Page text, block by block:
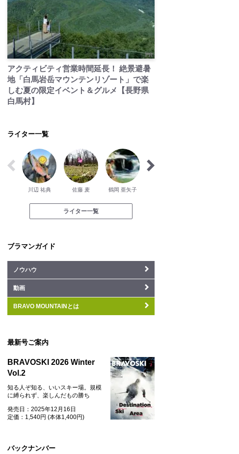
PR
アクティビティ営業時間延長！ 絶景避暑
地「白馬岩岳マウンテンリゾート」で楽
しむ夏の限定イベント＆グルメ【長野県
白馬村】
ライター一覧
川辺 祐典 佐藤 麦 鶴岡 亜矢子
ライター一覧
ブラマンガイド
ノウハウ
動画
BRAVO MOUNTAINとは
最新号ご案内
BRAVOSKI 2026 Winter
Vol.2
知る人ぞ知る、いいスキー場。規模
に縛られず、楽しんだもの勝ち
発売日：2025年12月16日
定価：1,540円 (本体1,400円)
バックナンバー